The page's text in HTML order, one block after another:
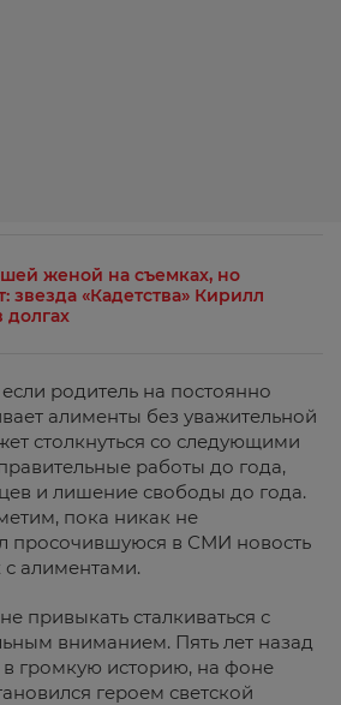
женой на съемках, но
звезда «Кадетства» Кирилл
долгах
родитель на постоянно
алименты без уважительной
столкнуться со следующими
работы до года,
и лишение свободы до года.
пока никак не
просочившуюся в СМИ новость
алиментами.
привыкать сталкиваться с
вниманием. Пять лет назад
в громкую историю, на фоне
героем светской